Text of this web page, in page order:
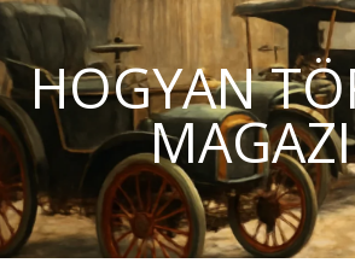
HOGYAN